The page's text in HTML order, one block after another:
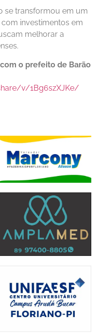
se transformou em um
investimentos em
melhorar a
o prefeito de Barão
v/1Bg6szXJKe/